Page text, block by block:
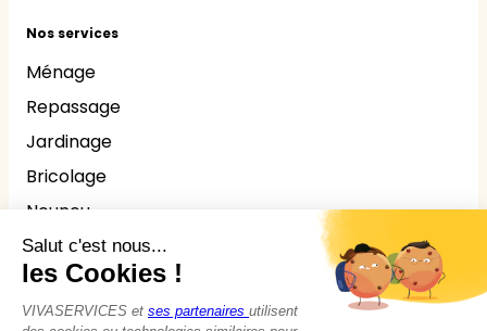
Nos services
Ménage
Repassage
Jardinage
Bricolage
Nounou
Seniors
Handicaps